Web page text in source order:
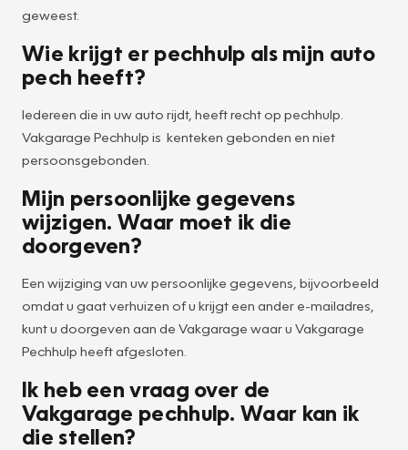
geweest.
Wie krijgt er pechhulp als mijn auto
pech heeft?
Iedereen die in uw auto rijdt, heeft recht op pechhulp.
Vakgarage Pechhulp is kenteken gebonden en niet
persoonsgebonden.
Mijn persoonlijke gegevens
wijzigen. Waar moet ik die
doorgeven?
Een wijziging van uw persoonlijke gegevens, bijvoorbeeld
omdat u gaat verhuizen of u krijgt een ander e-mailadres,
kunt u doorgeven aan de Vakgarage waar u Vakgarage
Pechhulp heeft afgesloten.
Ik heb een vraag over de
Vakgarage pechhulp. Waar kan ik
die stellen?